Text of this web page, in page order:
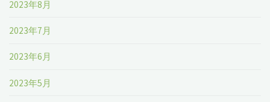
2023年8月
2023年7月
2023年6月
2023年5月